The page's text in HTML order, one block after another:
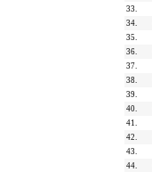
33.
34.
35.
36.
37.
38.
39.
40.
41.
42.
43.
44.